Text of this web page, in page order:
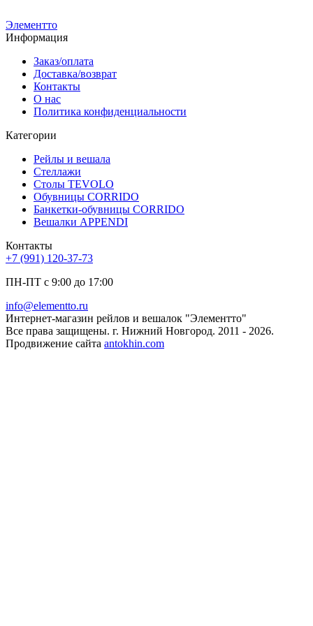
Элементто
Информация
Заказ/оплата
Доставка/возврат
Контакты
О нас
Политика конфиденциальности
Категории
Рейлы и вешала
Стеллажи
Столы TEVOLO
Обувницы CORRIDO
Банкетки-обувницы CORRIDO
Вешалки APPENDI
Контакты
+7 (991) 120-37-73
ПН-ПТ с 9:00 до 17:00
info@elementto.ru
Интернет-магазин рейлов и вешалок "Элементто"
Все права защищены. г. Нижний Новгород. 2011 - 2026.
Продвижение сайта antokhin.com